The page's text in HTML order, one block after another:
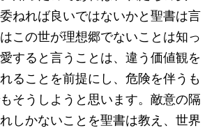
ねれば良いではないかと聖書は言
この世が理想郷でないことは知っ
すると言うことは、違う価値観を
ることを前提にし、危険を伴うも
そうしようと思います。敵意の隔
しかないことを聖書は教え、世界